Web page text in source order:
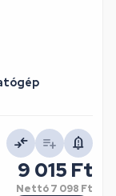
9 015 Ft
Nettó7 098 Ft